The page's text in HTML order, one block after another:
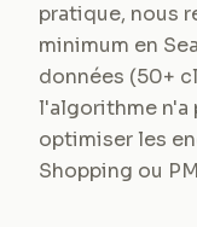
pratique, nous
minimum en
données (50+
l'algorithme n'a
optimiser les
Shopping ou